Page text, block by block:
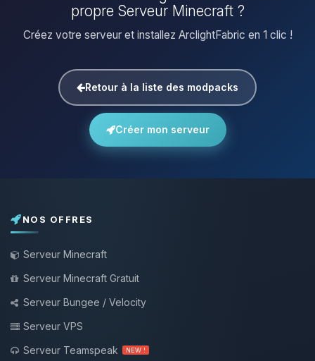
propre Serveur Minecraft ?
Créez votre serveur et installez ArclightFabric en 1 clic !
Retour à la liste des modpacks
Créer mon serveur
NOS OFFRES
Serveur Minecraft
Serveur Minecraft Gratuit
Serveur Bungee / Velocity
Serveur VPS
Serveur Teamspeak
NEW !